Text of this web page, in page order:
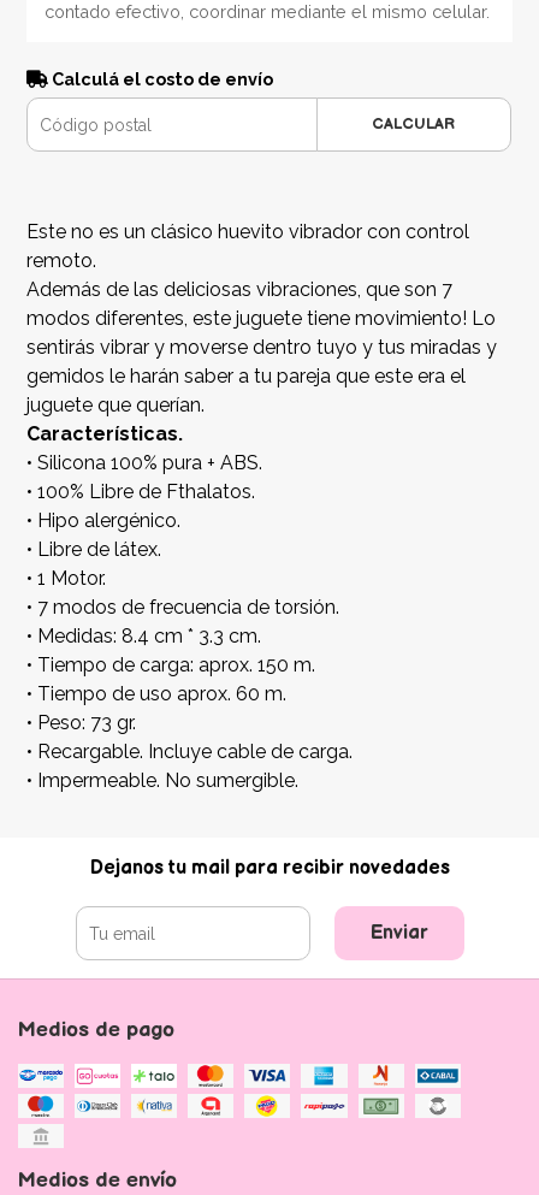
contado efectivo, coordinar mediante el mismo celular.
Calculá el costo de envío
CALCULAR
Este no es un clásico huevito vibrador con control
remoto.
Además de las deliciosas vibraciones, que son 7
modos diferentes, este juguete tiene movimiento! Lo
sentirás vibrar y moverse dentro tuyo y tus miradas y
gemidos le harán saber a tu pareja que este era el
juguete que querían.
Características.
• Silicona 100% pura + ABS.
• 100% Libre de Fthalatos.
• Hipo alergénico.
• Libre de látex.
• 1 Motor.
• 7 modos de frecuencia de torsión.
• Medidas: 8.4 cm * 3.3 cm.
• Tiempo de carga: aprox. 150 m.
• Tiempo de uso aprox. 60 m.
• Peso: 73 gr.
• Recargable. Incluye cable de carga.
• Impermeable. No sumergible.
Dejanos tu mail para recibir novedades
Enviar
Medios de pago
Medios de envío